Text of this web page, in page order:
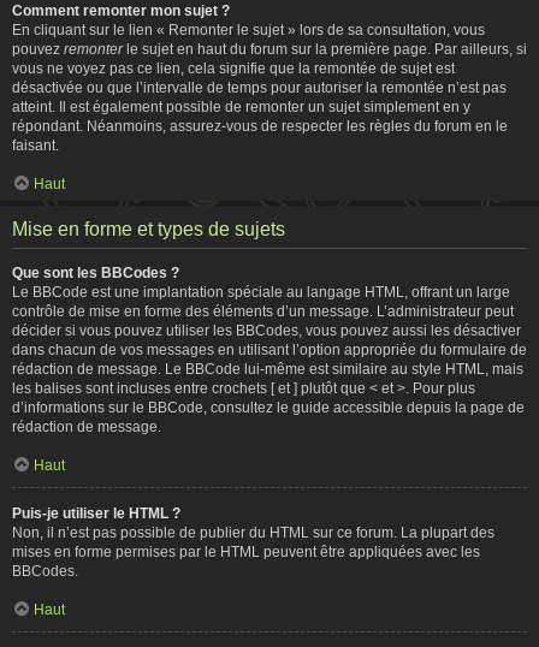
Comment remonter mon sujet ?
En cliquant sur le lien « Remonter le sujet » lors de sa consultation, vous
pouvez remonterle sujet en haut du forum sur la première page. Par ailleurs, si
vous ne voyez pas ce lien, cela signifie que la remontée de sujet est
désactivée ou que l’intervalle de temps pour autoriser la remontée n’est pas
atteint. Il est également possible de remonter un sujet simplement en y
répondant. Néanmoins, assurez-vous de respecter les règles du forum en le
faisant.
Haut
Mise en forme et types de sujets
Que sont les BBCodes ?
Le BBCode est une implantation spéciale au langage HTML, offrant un large
contrôle de mise en forme des éléments d’un message. L’administrateur peut
décider si vous pouvez utiliser les BBCodes, vous pouvez aussi les désactiver
dans chacun de vos messages en utilisant l’option appropriée du formulaire de
rédaction de message. Le BBCode lui-même est similaire au style HTML, mais
les balises sont incluses entre crochets [ et ] plutôt que < et >. Pour plus
d’informations sur le BBCode, consultez le guide accessible depuis la page de
rédaction de message.
Haut
Puis-je utiliser le HTML ?
Non, il n’est pas possible de publier du HTML sur ce forum. La plupart des
mises en forme permises par le HTML peuvent être appliquées avec les
BBCodes.
Haut